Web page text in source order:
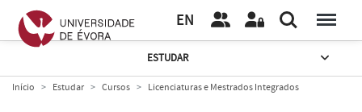
EN
ESTUDAR
Início Estudar Cursos Licenciaturas e Mestrados Integrados